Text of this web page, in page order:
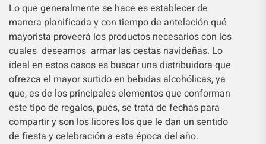
Lo que generalmente se hace es establecer de
manera planificada y con tiempo de antelación qué
mayorista proveerá los productos necesarios con los
cuales deseamos armar las cestas navideñas. Lo
ideal en estos casos es buscar una distribuidora que
ofrezca el mayor surtido en bebidas alcohólicas, ya
que, es de los principales elementos que conforman
este tipo de regalos, pues, se trata de fechas para
compartir y son los licores los que le dan un sentido
de fiesta y celebración a esta época del año.